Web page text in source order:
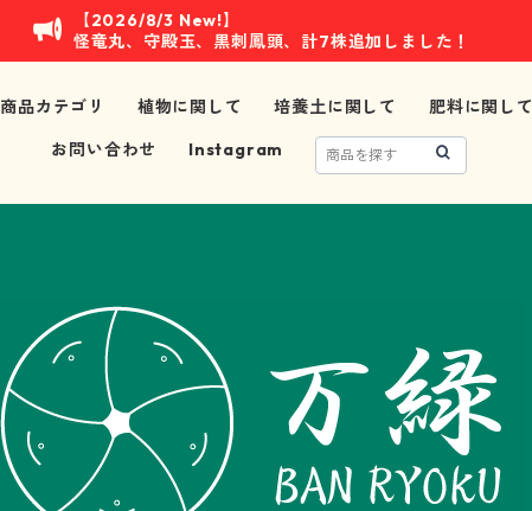
【2026/8/3 New!】
怪竜丸、守殿玉、黒刺鳳頭、計7株追加しました！
商品カテゴリ 植物に関して 培養土に関して 肥料に関して
お問い合わせ
Instagram